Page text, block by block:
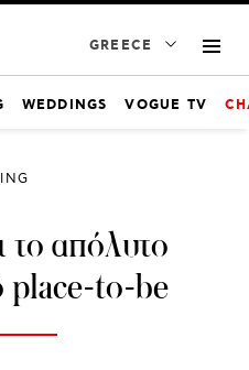
GREECE
WEDDINGS VOGUE TV
το απόλυτο
place-to-be